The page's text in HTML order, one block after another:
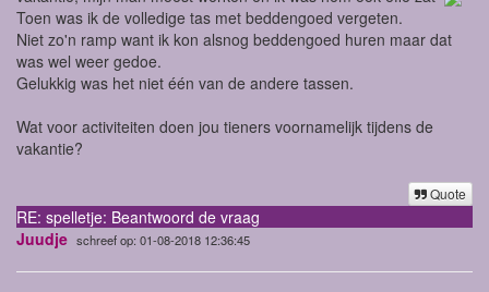
Toen was ik de volledige tas met beddengoed vergeten.
Niet zo'n ramp want ik kon alsnog beddengoed huren maar dat
was wel weer gedoe.
Gelukkig was het niet één van de andere tassen.
Wat voor activiteiten doen jou tieners voornamelijk tijdens de
vakantie?
Quote
RE: spelletje: Beantwoord de vraag
Juudje schreef op: 01-08-2018 12:36:45